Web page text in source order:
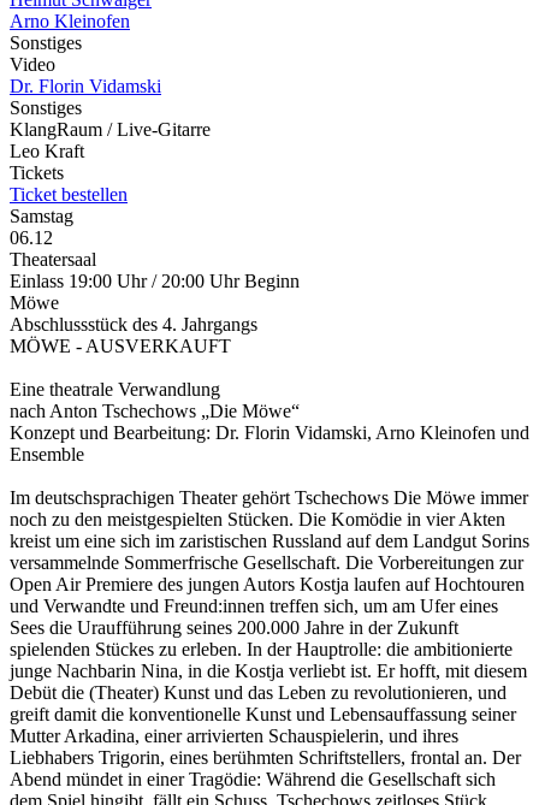
Arno Kleinofen
Sonstiges
Video
Dr. Florin Vidamski
Sonstiges
KlangRaum / Live-Gitarre
Leo Kraft
Tickets
Ticket bestellen
Samstag
06.12
Theatersaal
Einlass 19:00 Uhr / 20:00 Uhr Beginn
Möwe
Abschlussstück des 4. Jahrgangs
MÖWE - AUSVERKAUFT
Eine theatrale Verwandlung
nach Anton Tschechows „Die Möwe“
Konzept und Bearbeitung: Dr. Florin Vidamski, Arno Kleinofen und
Ensemble
Im deutschsprachigen Theater gehört Tschechows Die Möwe immer
noch zu den meistgespielten Stücken. Die Komödie in vier Akten
kreist um eine sich im zaristischen Russland auf dem Landgut Sorins
ver­sammelnde Sommerfrische Gesellschaft. Die Vorbereitungen zur
Open Air Premiere des jungen Autors Kostja laufen auf Hochtouren
und Verwandte und Freund:innen treffen sich, um am Ufer eines
Sees die Uraufführung seines 200.000 Jahre in der Zukunft
spielenden Stückes zu erleben. In der Hauptrolle: die ambitionierte
junge Nachbarin Nina, in die Kostja verliebt ist. Er hofft, mit diesem
Debüt die (Theater) Kunst und das Leben zu revolutionieren, und
greift damit die konventionelle Kunst und Lebensauffassung seiner
Mutter Arkadina, einer arrivierten Schauspielerin, und ihres
Liebhabers Trigorin, eines berühmten Schriftstellers, frontal an. Der
Abend mündet in einer Tragödie: Während die Gesellschaft sich
dem Spiel hingibt, fällt ein Schuss. Tschechows zeitloses Stück